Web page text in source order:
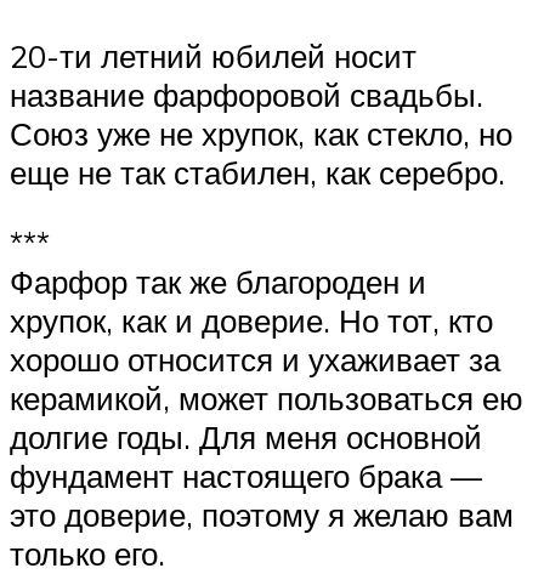
20-ти летний юбилей носит
название фарфоровой свадьбы.
Союз уже не хрупок, как стекло, но
еще не так стабилен, как серебро.
***
Фарфор так же благороден и
хрупок, как и доверие. Но тот, кто
хорошо относится и ухаживает за
керамикой, может пользоваться ею
долгие годы. Для меня основной
фундамент настоящего брака —
это доверие, поэтому я желаю вам
только его.